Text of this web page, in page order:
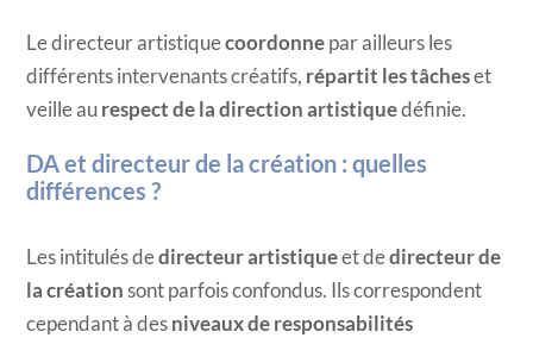
Le directeur artistiquecoordonne par ailleurs les
différents intervenants créatifs, répartit les tâcheset
veille au respect de la direction artistiquedéfinie.
DA et directeur de la création : quelles
différences ?
Les intitulés dedirecteur artistiqueet dedirecteur de
la création sont parfois confondus. Ils correspondent
cependant à des niveaux de responsabilités